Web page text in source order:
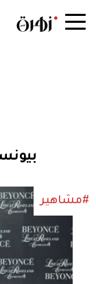
#مشاهير